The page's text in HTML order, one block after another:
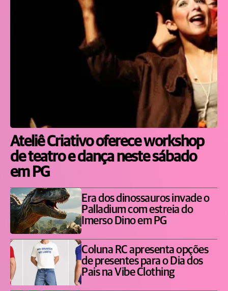
Ateliê Criativo oferece workshop
de teatro e dança neste sábado
em PG
Era dos dinossauros invade o
Palladium com estreia do
Imerso Dino em PG
Coluna RC apresenta opções
de presentes para o Dia dos
Pais na Vibe Clothing